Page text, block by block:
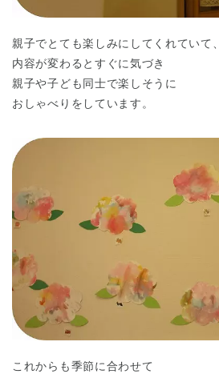
神奈川県
親子でとても楽しみにしてくれていて、
内容が変わるとすぐに気づき
親子や子ども同士で楽しそうに
おしゃべりをしています。
これからも季節に合わせて